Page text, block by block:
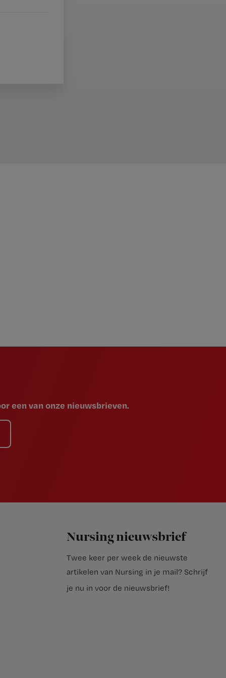
een van onze nieuwsbrieven.
Nursing nieuwsbrief
Twee keer per week de nieuwste
artikelen van Nursing in je mail? Schrijf
je nu in voor de nieuwsbrief!